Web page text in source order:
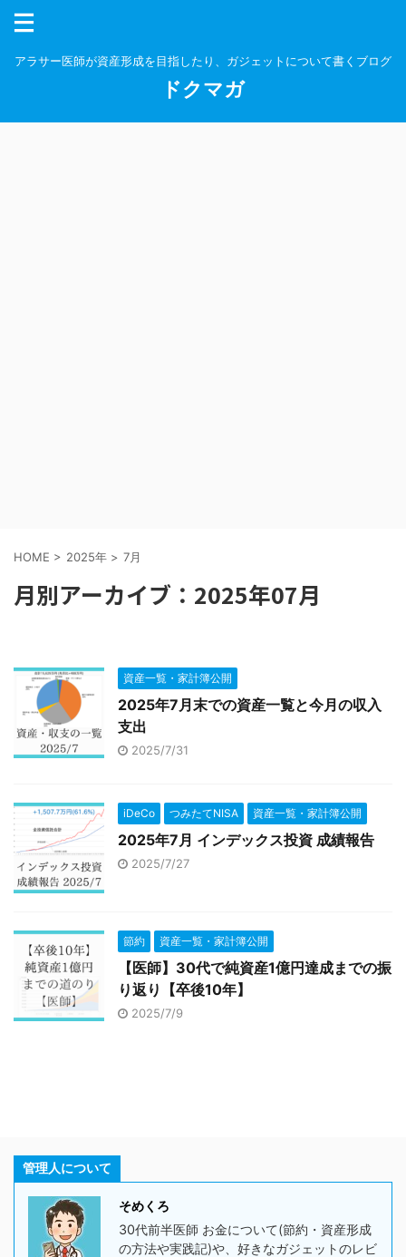
アラサー医師が資産形成を目指したり、ガジェットについて書くブログ
ドクマガ
HOME > 2025年 > 7月
月別アーカイブ：2025年07月
資産一覧・家計簿公開
2025年7月末での資産一覧と今月の収入
支出
2025/7/31
iDeCo つみたてNISA 資産一覧・家計簿公開
2025年7月 インデックス投資 成績報告
2025/7/27
節約 資産一覧・家計簿公開
【医師】30代で純資産1億円達成までの振
り返り【卒後10年】
2025/7/9
管理人について
そめくろ
30代前半医師 お金について(節約・資産形成
の方法や実践記)や、好きなガジェットのレビ